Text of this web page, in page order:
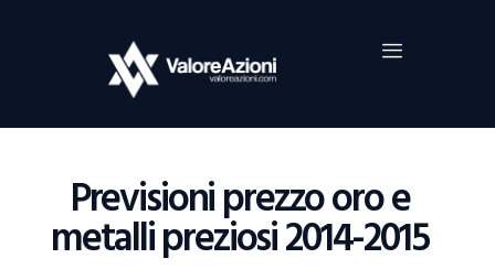
Previsioni prezzo oro e
metalli preziosi 2014-2015
Home
Investimenti
Borsa
Guide Al Trading
Criptovalute